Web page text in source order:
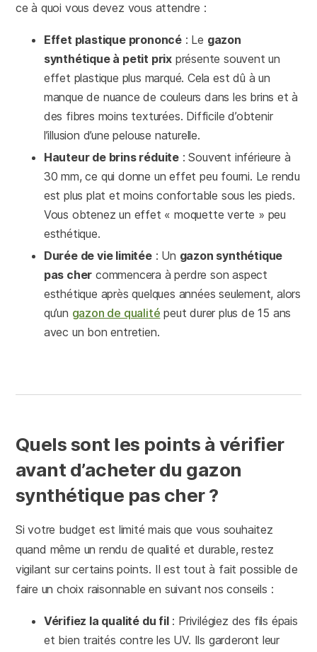
ce à quoi vous devez vous attendre :
Effet plastique prononcé : Le gazon
synthétique à petit prix présente souvent un
effet plastique plus marqué. Cela est dû à un
manque de nuance de couleurs dans les brins et à
des fibres moins texturées. Difficile d’obtenir
l’illusion d’une pelouse naturelle.
Hauteur de brins réduite : Souvent inférieure à
30 mm, ce qui donne un effet peu fourni. Le rendu
est plus plat et moins confortable sous les pieds.
Vous obtenez un effet « moquette verte » peu
esthétique.
Durée de vie limitée: Un gazon synthétique
pas cher commencera à perdre son aspect
esthétique après quelques années seulement, alors
qu’un gazon de qualité peut durer plus de 15 ans
avec un bon entretien.
Quels sont les points à vérifier
avant d’acheter du gazon
synthétique pas cher ?
Si votre budget est limité mais que vous souhaitez
quand même un rendu de qualité et durable, restez
vigilant sur certains points. Il est tout à fait possible de
faire un choix raisonnable en suivant nos conseils :
Vérifiez la qualité du fil: Privilégiez des fils épais
et bien traités contre les UV. Ils garderont leur